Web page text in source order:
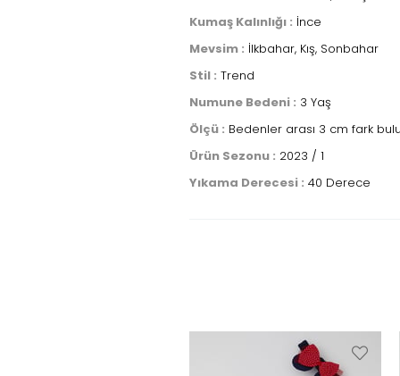
Kumaş Kalınlığı : İnce
Mevsim : İlkbahar, Kış, Sonbahar
Stil : Trend
Numune Bedeni : 3 Yaş
Ölçü : Bedenler arası 3 cm fark
Ürün Sezonu : 2023 / 1
Yıkama Derecesi : 40 Derece